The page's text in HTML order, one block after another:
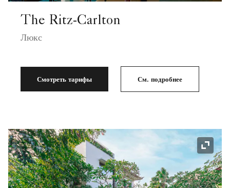
The Ritz-Carlton
Люкс
Смотреть тарифы См. подробнее